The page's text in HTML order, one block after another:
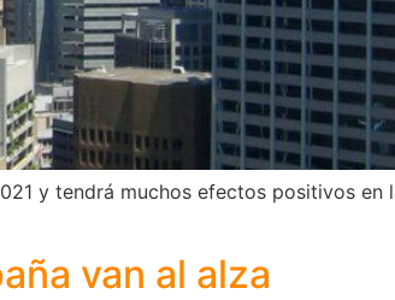
y tendrá muchos efectos positivos en
van al alza